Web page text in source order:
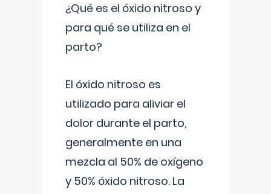
¿Qué es el óxido nitroso y
para qué se utiliza en el
parto?
El óxido nitroso es
utilizado para aliviar el
dolor durante el parto,
generalmente en una
mezcla al 50% de oxígeno
y 50% óxido nitroso. La